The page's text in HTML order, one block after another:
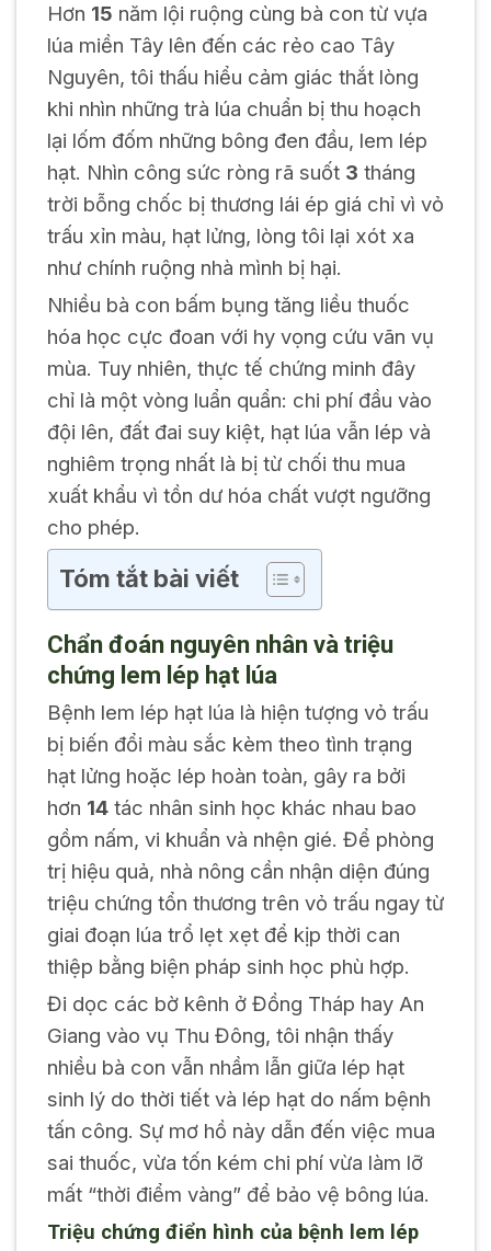
Hơn 15 năm lội ruộng cùng bà con từ vựa
lúa miền Tây lên đến các rẻo cao Tây
Nguyên, tôi thấu hiểu cảm giác thắt lòng
khi nhìn những trà lúa chuẩn bị thu hoạch
lại lốm đốm những bông đen đầu, lem lép
hạt. Nhìn công sức ròng rã suốt 3 tháng
trời bỗng chốc bị thương lái ép giá chỉ vì vỏ
trấu xỉn màu, hạt lửng, lòng tôi lại xót xa
như chính ruộng nhà mình bị hại.
Nhiều bà con bấm bụng tăng liều thuốc
hóa học cực đoan với hy vọng cứu vãn vụ
mùa. Tuy nhiên, thực tế chứng minh đây
chỉ là một vòng luẩn quẩn: chi phí đầu vào
đội lên, đất đai suy kiệt, hạt lúa vẫn lép và
nghiêm trọng nhất là bị từ chối thu mua
xuất khẩu vì tồn dư hóa chất vượt ngưỡng
cho phép.
Tóm tắt bài viết
Chẩn đoán nguyên nhân và triệu
chứng lem lép hạt lúa
Bệnh lem lép hạt lúa là hiện tượng vỏ trấu
bị biến đổi màu sắc kèm theo tình trạng
hạt lửng hoặc lép hoàn toàn, gây ra bởi
hơn 14tác nhân sinh học khác nhau bao
gồm nấm, vi khuẩn và nhện gié. Để phòng
trị hiệu quả, nhà nông cần nhận diện đúng
triệu chứng tổn thương trên vỏ trấu ngay từ
giai đoạn lúa trổ lẹt xẹt để kịp thời can
thiệp bằng biện pháp sinh học phù hợp.
Đi dọc các bờ kênh ở Đồng Tháp hay An
Giang vào vụ Thu Đông, tôi nhận thấy
nhiều bà con vẫn nhầm lẫn giữa lép hạt
sinh lý do thời tiết và lép hạt do nấm bệnh
tấn công. Sự mơ hồ này dẫn đến việc mua
sai thuốc, vừa tốn kém chi phí vừa làm lỡ
mất “thời điểm vàng” để bảo vệ bông lúa.
Triệu chứng điển hình của bệnh lem lép